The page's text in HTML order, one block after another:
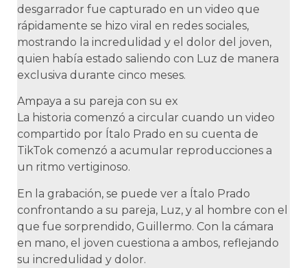
desgarrador fue capturado en un video que
rápidamente se hizo viral en redes sociales,
mostrando la incredulidad y el dolor del joven,
quien había estado saliendo con Luz de manera
exclusiva durante cinco meses.
Ampaya a su pareja con su ex
La historia comenzó a circular cuando un video
compartido por Ítalo Prado en su cuenta de
TikTok comenzó a acumular reproducciones a
un ritmo vertiginoso.
En la grabación, se puede ver a Ítalo Prado
confrontando a su pareja, Luz, y al hombre con el
que fue sorprendido, Guillermo. Con la cámara
en mano, el joven cuestiona a ambos, reflejando
su incredulidad y dolor.